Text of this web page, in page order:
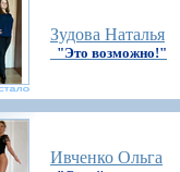
Зудова Наталья
"Это возможно!"
Ивченко Ольга